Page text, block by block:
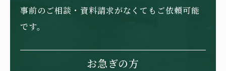
事前のご相談・資料請求がなくてもご依頼可能
です。
お急ぎの方